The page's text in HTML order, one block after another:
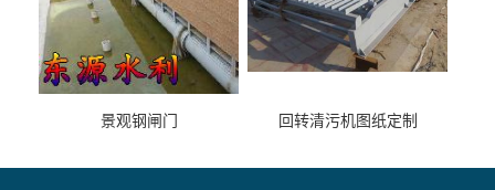
景观钢闸门 回转清污机图纸定制